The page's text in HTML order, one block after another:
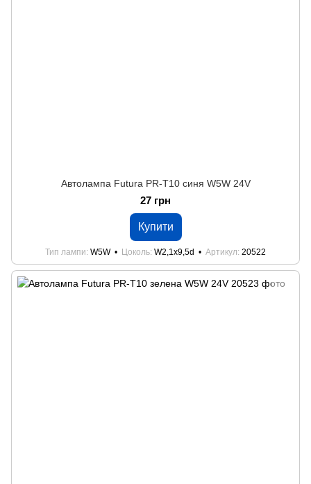
Автолампа Futura PR-Т10 синя W5W 24V
27 грн
Купити
Тип лампи W5W Цоколь W2,1x9,5d Артикул 20522